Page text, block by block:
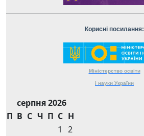
Корисні посилання:
Міністерство освіти
і науки України
серпня 2026
П В С Ч П С Н
1
2